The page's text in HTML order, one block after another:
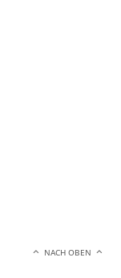
NACH OBEN